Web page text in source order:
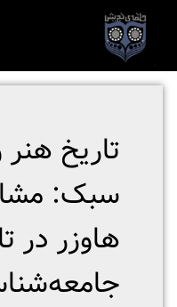
تاریخ
سبک:
هاوزر در